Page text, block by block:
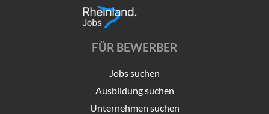
FÜR BEWERBER
Jobs suchen
Ausbildung suchen
Unternehmen suchen